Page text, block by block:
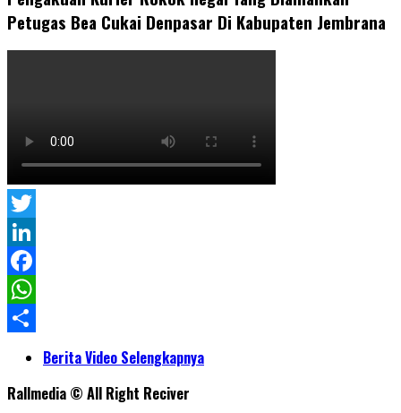
Petugas Bea Cukai Denpasar Di Kabupaten Jembrana
Twitter
LinkedIn
Facebook
WhatsApp
ShareBerita Video Selengkapnya
Rallmedia © All Right Reciver